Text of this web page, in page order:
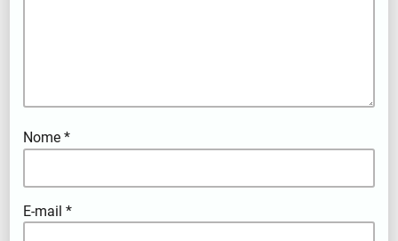
Nome*
E-mail*